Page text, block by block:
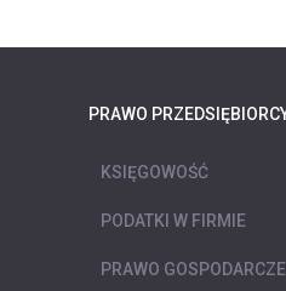
PRAWO
KSIĘGOWOŚĆ
PODATKI W FIRMIE
PRAWO GOSPODARCZE